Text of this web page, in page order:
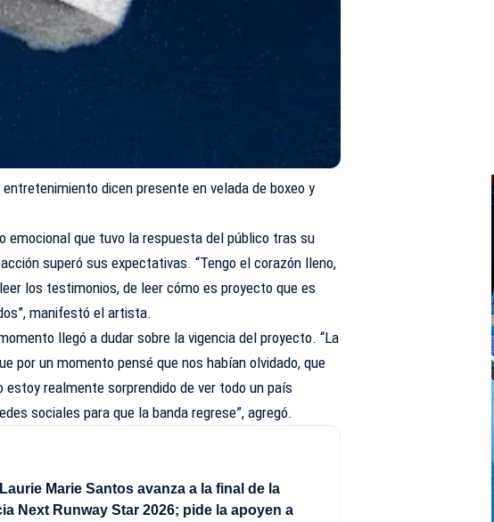
entretenimiento dicen presente en velada de boxeo y
emocional que tuvo la respuesta del público tras su
superó sus expectativas. “Tengo el corazón lleno,
los testimonios, de leer cómo es proyecto que es
manifestó el artista.
llegó a dudar sobre la vigencia del proyecto. “La
por un momento pensé que nos habían olvidado, que
estoy realmente sorprendido de ver todo un país
sociales para que la banda regrese”, agregó.
Marie Santos avanza a la final de la
Next Runway Star 2026; pide la apoyen a